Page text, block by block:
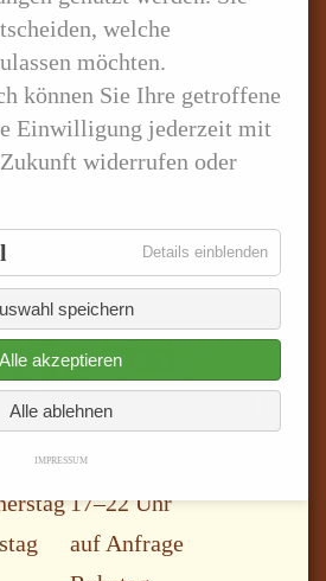
welche
möchten.
können Sie Ihre getroffene
Einwilligung jederzeit mit
widerrufen oder
Details einblendenfür
speichern
Alle akzeptieren
Alle ablehnen
IMPRESSUM
Genuss.
17–22 Uhr
auf Anfrage